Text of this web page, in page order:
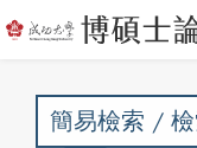
簡易檢索 /